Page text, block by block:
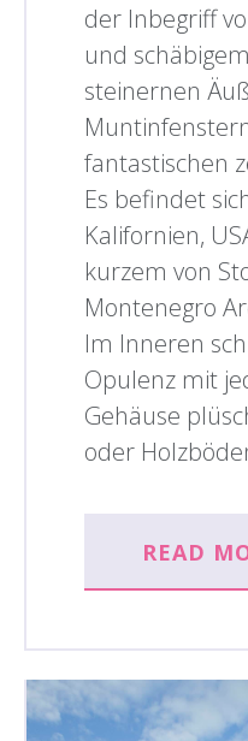
der Inbegriff
und
steinernen
fantastischen
Es befindet
Kalifornien,
kurzem von
Montenegro
Im Inneren
Opulenz mit
Gehäuse
oder
READ